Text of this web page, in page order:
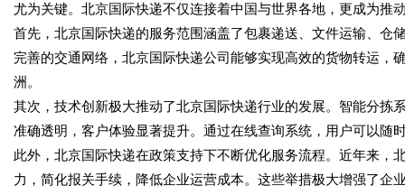
尤为关键。北京国际快递不仅连接着中国与世界各地，更成为推
首先，北京国际快递的服务范围涵盖了包裹递送、文件运输、仓
完善的交通网络，北京国际快递公司能够实现高效的货物转运
洲。
其次，技术创新极大推动了北京国际快递行业的发展。智能分拣
准确透明，客户体验显著提升。通过在线查询系统，用户可以随
此外，北京国际快递在政策支持下不断优化服务流程。近年来
力，简化报关手续，降低企业运营成本。这些举措极大增强了企